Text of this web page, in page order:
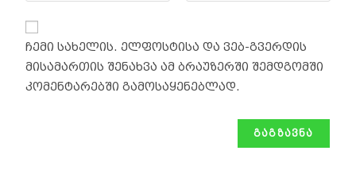
ჩემი სახელის. ელფოსტისა და ვებ-გვერდის
მისამართის შენახვა ამ ბრაუზერში შემდგომში
კომენტარებში გამოსაყენებლად.